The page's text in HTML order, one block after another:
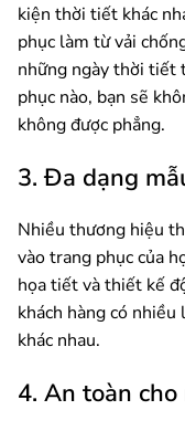
kiện thời tiết khác
phục làm từ vải
những ngày thời tiết
phục nào, bạn sẽ
không được phẳng.
3. Đa dạng
Nhiều thương hiệu
vào trang phục của
họa tiết và thiết kế
khách hàng có nhiều
khác nhau.
4. An toàn